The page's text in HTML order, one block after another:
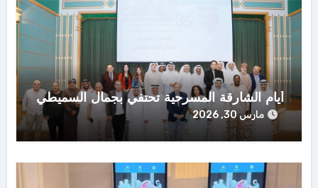
أيام الشارقة المسرحية تحتفي بجمال السميطي
مارس 30, 2026